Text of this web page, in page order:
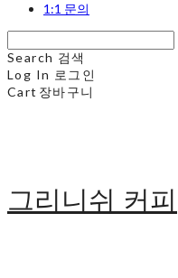
1:1 문의
Search 검색
Log In 로그인
Cart 장바구니
그리니쉬 커피